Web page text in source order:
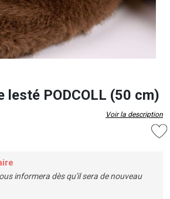
lesté PODCOLL (50 cm)
Voir la description
informera dès qu'il sera de nouveau